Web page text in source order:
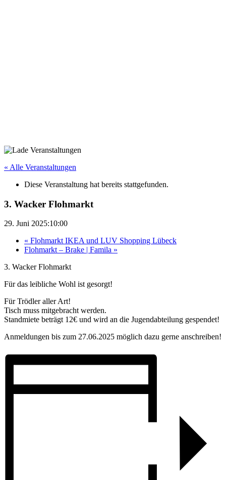
« Alle Veranstaltungen
Diese Veranstaltung hat bereits stattgefunden.
3. Wacker Flohmarkt
29. Juni 2025:10:00
« Flohmarkt IKEA und LUV Shopping Lübeck
Flohmarkt – Brake | Famila »
3. Wacker Flohmarkt
Für das leibliche Wohl ist gesorgt!
Für Trödler aller Art!
Tisch muss mitgebracht werden.
Standmiete beträgt 12€ und wird an die Jugendabteilung gespendet!
Anmeldungen bis zum 27.06.2025 möglich dazu gerne anschreiben!